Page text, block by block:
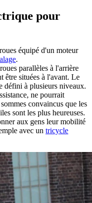
pour
équipé d'un moteur
.
parallèles à l'arrière
être situées à l'avant. Le
défini à plusieurs niveaux.
ne pourrait
convaincus que les
sont les plus heureuses.
aux gens leur mobilité
avec un tricycle